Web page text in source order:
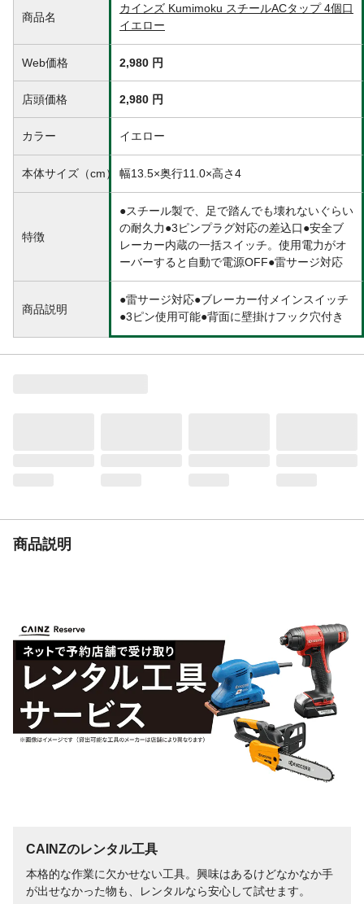
商品名
カインズ Kumimoku スチールACタップ 4個口
イエロー
Web価格 2,980 円
店頭価格 2,980 円
カラー イエロー
本体サイズ（cm） 幅13.5×奥行11.0×高さ4
特徴
●スチール製で、足で踏んでも壊れないぐらい
の耐久力●3ピンプラグ対応の差込口●安全ブ
レーカー内蔵の一括スイッチ。使用電力がオ
ーバーすると自動で電源OFF●雷サージ対応
商品説明
●雷サージ対応●ブレーカー付メインスイッチ
●3ピン使用可能●背面に壁掛けフック穴付き
商品説明
CAINZのレンタル工具
本格的な作業に欠かせない工具。興味はあるけどなかなか手
が出せなかった物も、レンタルなら安心して試せます。